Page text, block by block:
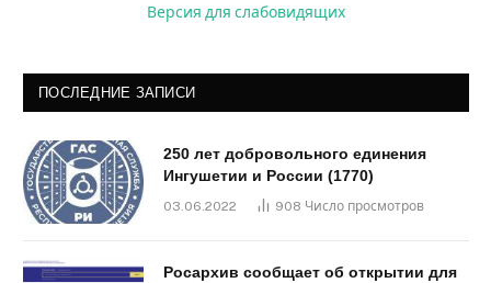
Версия для слабовидящих
ПОСЛЕДНИЕ ЗАПИСИ
250 лет добровольного единения
Ингушетии и России (1770)
03.06.2022 908 Число просмотров
Росархив сообщает об открытии для